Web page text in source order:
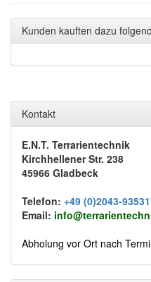
Kunden kauften dazu
Kontakt
E.N.T. Terrarientechnik
Kirchhellener Str. 238
45966 Gladbeck
Telefon: +49 (0)2043-
Email:
Abholung vor Ort nach